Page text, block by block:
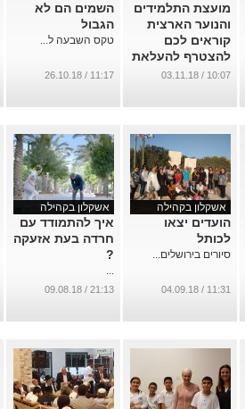
מועצת התלמידים
והנוער הארצית
קוראים לכם
להצטרף להעלאת
המודעות של
...
10:07 / 03.11.18
השמים הם לא
הגבול
טקס השבעה ל...
11:17 / 26.10.18
אשקלון בקהילה
הועדים יצאו
לכותל
סיורים בירושלים...
11:31 / 04.09.18
אשקלון בקהילה
איך להתמודד עם
חרדה בעת אזעקה
?
...
21:13 / 09.08.18